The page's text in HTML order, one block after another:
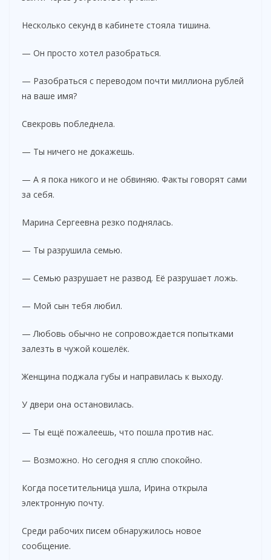
Несколько секунд в кабинете стояла тишина.
— Он просто хотел разобраться.
— Разобраться с переводом почти миллиона рублей
на ваше имя?
Свекровь побледнела.
— Ты ничего не докажешь.
— А я пока никого и не обвиняю. Факты говорят сами
за себя.
Марина Сергеевна резко поднялась.
— Ты разрушила семью.
— Семью разрушает не развод. Её разрушает ложь.
— Мой сын тебя любил.
— Любовь обычно не сопровождается попытками
залезть в чужой кошелёк.
Женщина поджала губы и направилась к выходу.
У двери она остановилась.
— Ты ещё пожалеешь, что пошла против нас.
— Возможно. Но сегодня я сплю спокойно.
Когда посетительница ушла, Ирина открыла
электронную почту.
Среди рабочих писем обнаружилось новое
сообщение.